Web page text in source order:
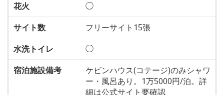
花火
◯
サイト数
フリーサイト15張
水洗トイレ
◯
宿泊施設備考
ケビンハウス(コテージ)のみシャワ
ー・風呂あり。1万5000円/泊。詳
細は公式サイト要確認